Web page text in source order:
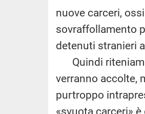
nuove carceri,
sovraffollamento
detenuti stranieri
Quindi
verranno accolte,
purtroppo
«svuota carceri»